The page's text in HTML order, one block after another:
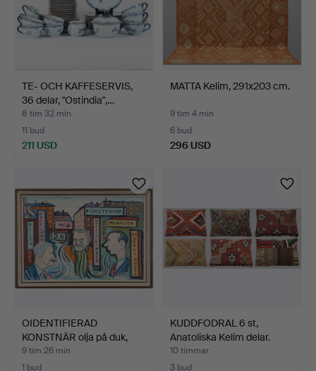
TE- OCH KAFFESERVIS,
36 delar, "Ostindia",…
8 tim 32 min
11 bud
211 USD
MATTA Kelim, 291x203 cm.
9 tim 4 min
6 bud
296 USD
OIDENTIFIERAD
KONSTNÄR olja på duk,
signer…
9 tim 26 min
1 bud
KUDDFODRAL 6 st,
Anatoliska Kelim delar.
10 timmar
3 bud